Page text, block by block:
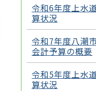
令和6年度上水
算状況
令和7年度八潮
会計予算の概要
令和5年度上水
算状況